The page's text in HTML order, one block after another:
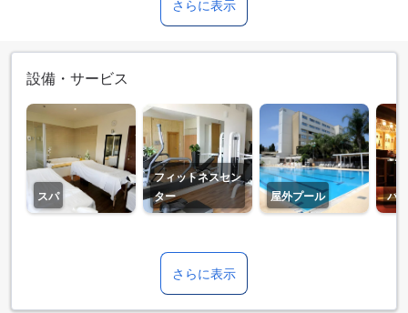
さらに表示
設備・サービス
スパ
フィットネスセン
ター
屋外プール バー
さらに表示